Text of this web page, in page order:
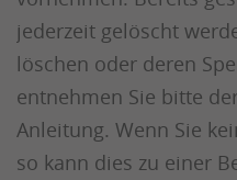
jederzeit gelöscht
löschen oder deren
entnehmen Sie bitte
Anleitung. Wenn Sie
so kann dies zu einer